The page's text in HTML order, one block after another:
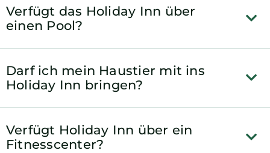
Verfügt das Holiday Inn über
einen Pool?
Darf ich mein Haustier mit ins
Holiday Inn bringen?
Verfügt Holiday Inn über ein
Fitnesscenter?